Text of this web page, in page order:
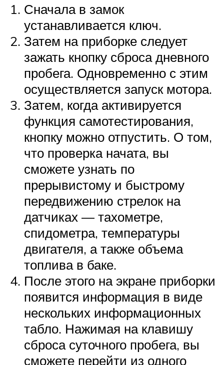
Сначала в замок
устанавливается ключ.
Затем на приборке следует
зажать кнопку сброса дневного
пробега. Одновременно с этим
осуществляется запуск мотора.
Затем, когда активируется
функция самотестирования,
кнопку можно отпустить. О том,
что проверка начата, вы
сможете узнать по
прерывистому и быстрому
передвижению стрелок на
датчиках — тахометре,
спидометра, температуры
двигателя, а также объема
топлива в баке.
После этого на экране приборки
появится информация в виде
нескольких информационных
табло. Нажимая на клавишу
сброса суточного пробега, вы
сможете перейти из одного